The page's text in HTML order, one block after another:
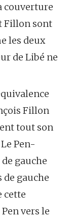
couverture
Fillon sont
les deux
de Libé ne
Fillon
tout son
Pen-
gauche
de gauche
cette
vers le